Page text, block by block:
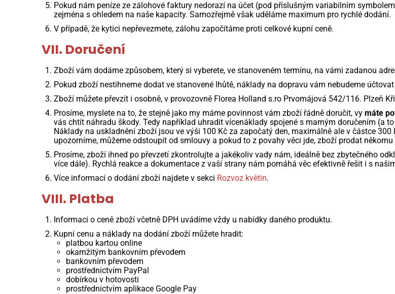
Pokud nám peníze ze zálohové faktury nedorazí na účet (pod příslušným variabilním
zejména s ohledem na naše kapacity. Samozřejmě však uděláme maximum pro rychlé dodání.
V případě, že kytici nepřevezmete, zálohu započítáme proti celkové kupní ceně.
VII. Doručení
Zboží vám dodáme způsobem, který si vyberete, ve stanoveném termínu, na vámi zadanou
Pokud zboží nestihneme dodat ve stanovené lhůtě, náklady na dopravu vám nebudeme
Zboží můžete převzít i osobně, v provozovně Florea Holland s.ro Prvomájová 542/116. Plzeň
Prosíme, myslete na to, že stejně jako my máme povinnost vám zboží řádně doručit, vy máte
vás chtít náhradu škody. Tedy například uhradit vícenáklady spojené s marným doručením (a
Náklady na uskladnění zboží jsou ve výši 100 Kč za započatý den, maximálně ale v částce
upozorníme, můžeme odstoupit od smlouvy a pokud to z povahy věci jde, zboží prodat někomu
Prosíme, zboží ihned po převzetí zkontrolujte a jakékoliv vady nám, ideálně bez zbytečného
více dále). Rychlá reakce a dokumentace z vaší strany nám pomáhá věc efektivně řešit i s
Více informací o dodání zboží najdete v sekci Rozvoz květin.
VIII. Platba
Informaci o ceně zboží včetně DPH uvádíme vždy u nabídky daného produktu.
Kupní cenu a náklady na dodání zboží můžete hradit:
platbou kartou online
okamžitým bankovním převodem
bankovním převodem
prostřednictvím PayPal
dobírkou v hotovosti
prostřednictvím aplikace Google Pay